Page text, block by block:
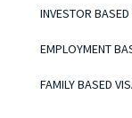
INVESTOR
EMPLOYMENT
FAMILY BASED